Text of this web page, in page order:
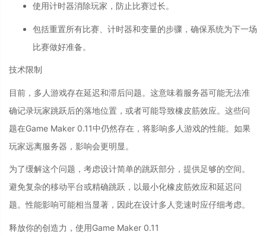
使用计时器消除玩家，防止比赛过长。
包括重置所有比赛、计时器和变量的步骤，确保系统为下一场
比赛做好准备。
技术限制
目前，多人游戏存在延迟和滞后问题。这意味着服务器可能无法准
确记录玩家跳跃后的落地位置，或者可能导致橡皮筋效应。这些问
题在Game Maker 0.11中仍然存在，将影响多人游戏的性能。如果
玩家远离服务器，影响会更明显。
为了缓解这个问题，考虑设计简单的跳跃部分，提供足够的空间。
避免复杂的移动平台或精确跳跃，以最小化橡皮筋效应和延迟问
题。性能影响可能相当显著，因此在设计多人竞速时应仔细考虑。
释放你的创造力，使用Game Maker 0.11